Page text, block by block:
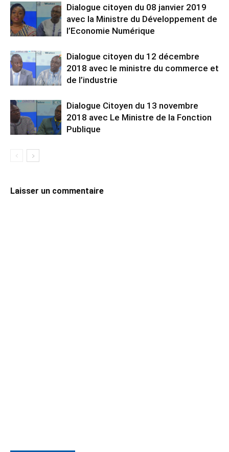
Dialogue citoyen du 08 janvier 2019
avec la Ministre du Développement de
l’Economie Numérique
Dialogue citoyen du 12 décembre
2018 avec le ministre du commerce et
de l’industrie
Dialogue Citoyen du 13 novembre
2018 avec Le Ministre de la Fonction
Publique
Laisser un commentaire